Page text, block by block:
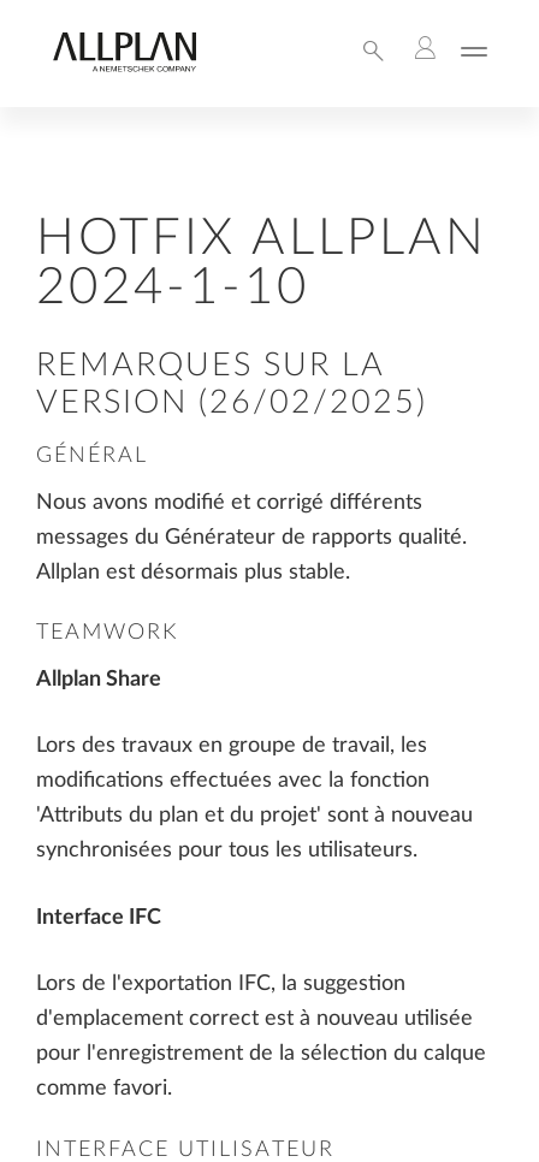
HOTFIX ALLPLAN
2024-1-10
REMARQUES SUR LA
VERSION (26/02/2025)
GÉNÉRAL
Nous avons modifié et corrigé différents
messages du Générateur de rapports qualité.
Allplan est désormais plus stable.
TEAMWORK
Allplan Share
Lors des travaux en groupe de travail, les
modifications effectuées avec la fonction
'Attributs du plan et du projet' sont à nouveau
synchronisées pour tous les utilisateurs.
Interface IFC
Lors de l'exportation IFC, la suggestion
d'emplacement correct est à nouveau utilisée
pour l'enregistrement de la sélection du calque
comme favori.
INTERFACE UTILISATEUR